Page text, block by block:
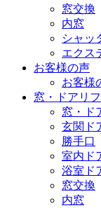
窓交換
内窓
シャッ
エクス
お客様の声
お客様
窓・ドアリ
窓・ド
玄関ド
勝手口
室内ド
浴室ド
窓交換
内窓